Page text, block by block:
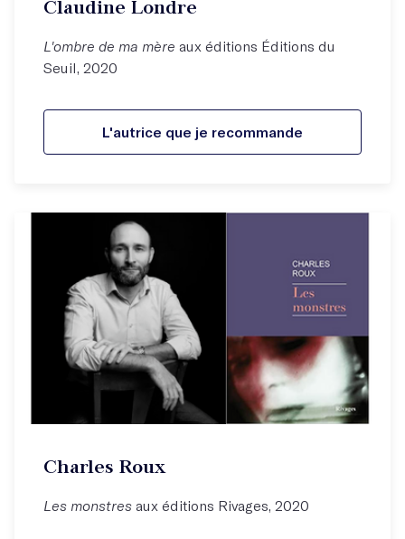
Claudine Londre
L'ombre de ma mère aux éditions Éditions du
Seuil, 2020
L'autrice que je recommande
Charles Roux
Les monstres aux éditions Rivages, 2020